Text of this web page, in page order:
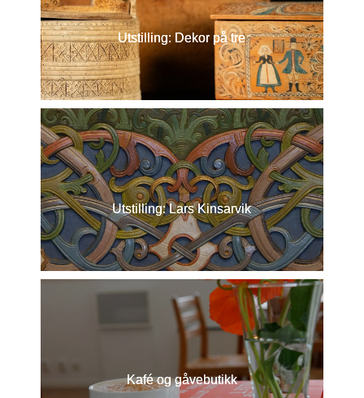
Utstilling: Dekor på tre
Utstilling: Lars Kinsarvik
Kafé og gåvebutikk